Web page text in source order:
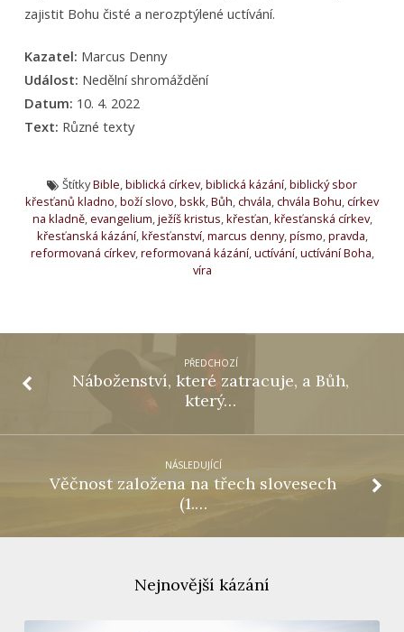
zajistit Bohu čisté a nerozptýlené uctívání.
Kazatel: Marcus Denny
Událost: Nedělní shromáždění
Datum: 10. 4. 2022
Text: Různé texty
ŠtítkyBible,biblická církev,biblická kázání,biblický sbor
křesťanů kladno,boží slovo,bskk,Bůh,chvála,chvála Bohu,církev
na kladně,evangelium,ježíš kristus,křesťan,křesťanská církev,
křesťanská kázání,křesťanství,marcus denny,písmo,pravda,
reformovaná církev,reformovaná kázání,uctívání,uctívání Boha,
víra
PŘEDCHOZÍ
Náboženství, které zatracuje, a Bůh,
který…
NÁSLEDUJÍCÍ
Věčnost založena na třech slovesech
(1.…
Nejnovější kázání